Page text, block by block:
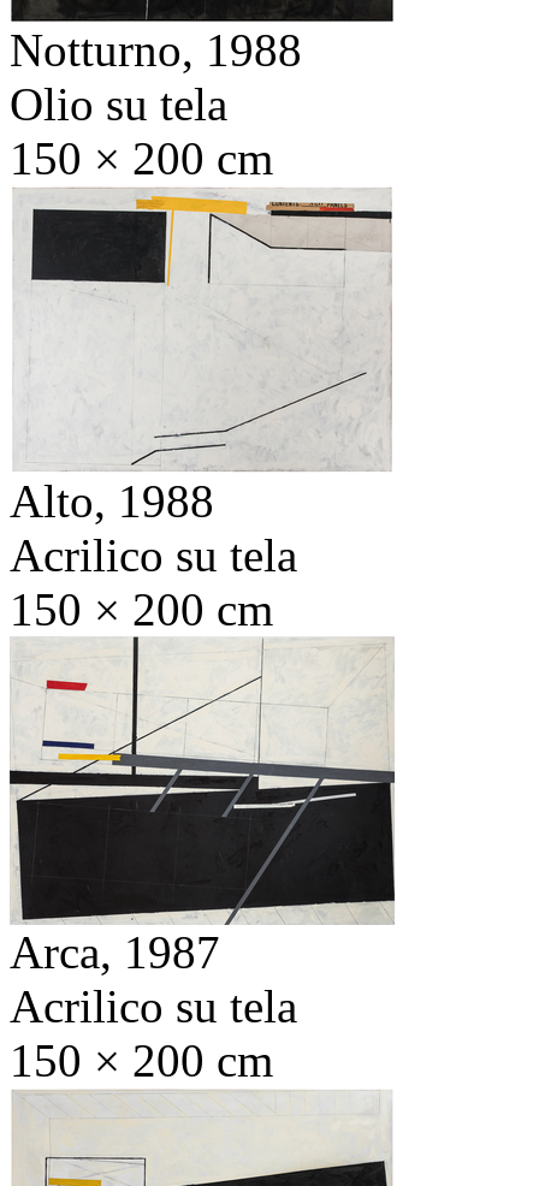
Notturno, 1988
Olio su tela
150 × 200 cm
Alto, 1988
Acrilico su tela
150 × 200 cm
Arca, 1987
Acrilico su tela
150 × 200 cm